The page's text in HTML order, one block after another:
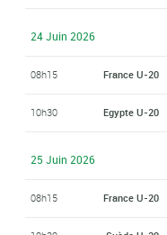
24 Juin 2026
08h15 France U-20
10h30 Egypte U-20
25 Juin 2026
08h15 France U-20